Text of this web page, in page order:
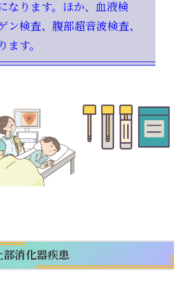
なります。ほか、血液検
ン検査、腹部超音波検査、
す。
部消化器疾患